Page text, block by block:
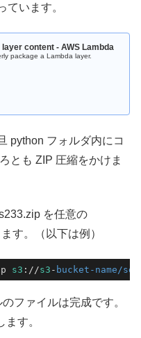
ています。
content - AWS Lambda
package a Lambda layer.
python フォルダ内にコ
とも ZIP 圧縮をかけま
を任意の
す。（以下は例）
s3 ://s3 - bucket-name/
ファイルは完成です。
す。